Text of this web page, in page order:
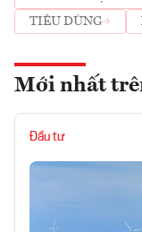
TIÊU DÙNG
Mới nhất
Đầu tư